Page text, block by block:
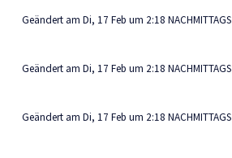
Geändert am Di, 17 Feb um 2:18 NACHMITTAGS
Geändert am Di, 17 Feb um 2:18 NACHMITTAGS
Geändert am Di, 17 Feb um 2:18 NACHMITTAGS